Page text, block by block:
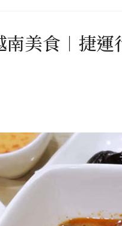
南美食︱捷